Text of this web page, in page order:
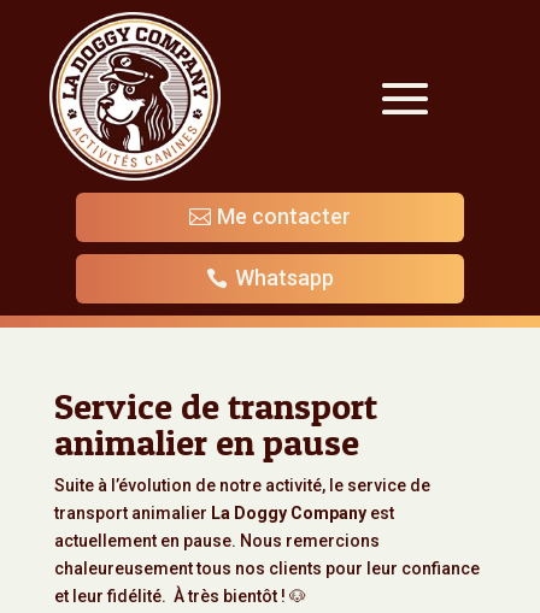
Me contacter
Whatsapp
Service de transport
animalier en pause
Suite à l’évolution de notre activité, le service de
transport animalier La Doggy Companyest
actuellement en pause. Nous remercions
chaleureusement tous nos clients pour leur confiance
et leur fidélité. À très bientôt ! 🐶